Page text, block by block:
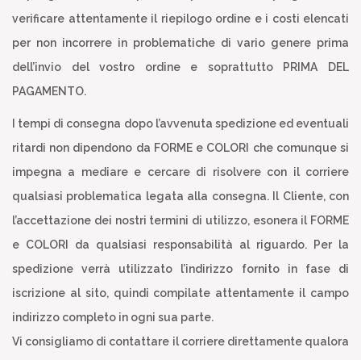
verificare attentamente il riepilogo ordine e i costi elencati
per non incorrere in problematiche di vario genere prima
dell’invio del vostro ordine e soprattutto PRIMA DEL
PAGAMENTO.
I tempi di consegna dopo l’avvenuta spedizione ed eventuali
ritardi non dipendono da FORME e COLORI che comunque si
impegna a mediare e cercare di risolvere con il corriere
qualsiasi problematica legata alla consegna. Il Cliente, con
l’accettazione dei nostri termini di utilizzo, esonera il FORME
e COLORI da qualsiasi responsabilità al riguardo. Per la
spedizione verrà utilizzato l’indirizzo fornito in fase di
iscrizione al sito, quindi compilate attentamente il campo
indirizzo completo in ogni sua parte.
Vi consigliamo di contattare il corriere direttamente qualora